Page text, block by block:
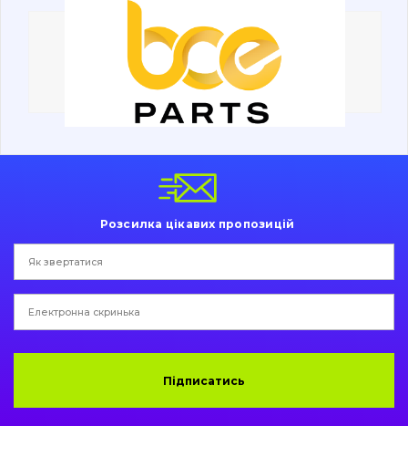
Фільтри та мастильні матеріали
Болти, гайки і елементи кріплення
Коронки, зуби, адаптери, пальці, фіксатори
Подушки амортизаційні
Пальці та Втулки
написати
листа
зателефонувати
Розсилка цікавих пропозицій
Підписатись